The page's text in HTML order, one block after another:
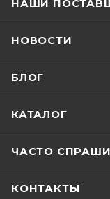
НАШИ
НОВОСТИ
БЛОГ
КАТАЛОГ
ЧАСТО
КОНТАКТЫ